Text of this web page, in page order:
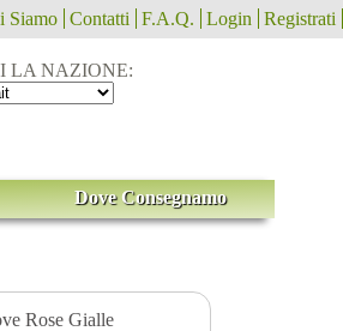
Siamo Contatti F.A.Q. Login Registrati
LA NAZIONE:
Dove Consegnamo
Rose Gialle